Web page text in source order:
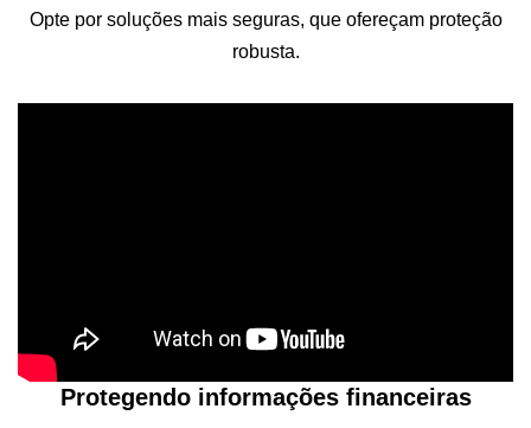
Opte por soluções mais seguras, que ofereçam proteção
robusta.
Protegendo informações financeiras